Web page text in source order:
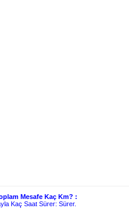
Mesafe Kaç Km? :
Kaç Saat Sürer:Sürer.